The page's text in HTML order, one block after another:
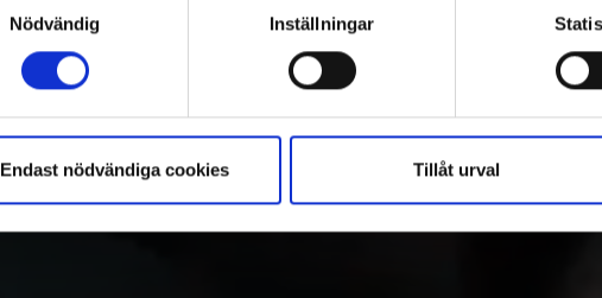
Nödvändig
Inställningar
Endast nödvändiga cookies Tillåt urval